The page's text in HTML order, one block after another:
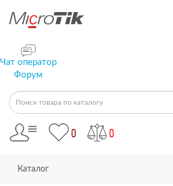
Чат оператор
Форум
0 0
Каталог